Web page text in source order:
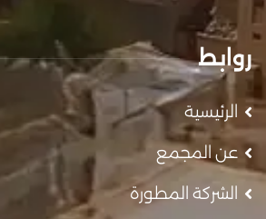
روابط
الرئيسية
عن المجمع
الشركة المطورة